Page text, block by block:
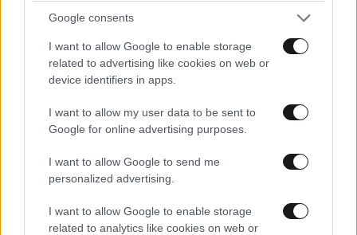
Google consents
I want to allow Google to enable storage
related to advertising like cookies on web or
device identifiers in apps.
I want to allow my user data to be sent to
Google for online advertising purposes.
I want to allow Google to send me
personalized advertising.
I want to allow Google to enable storage
related to analytics like cookies on web or